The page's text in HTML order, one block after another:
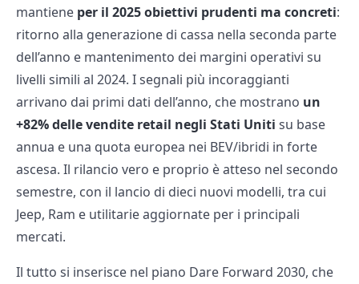
mantiene per il 2025 obiettivi prudenti ma concreti:
ritorno alla generazione di cassa nella seconda parte
dell’anno e mantenimento dei margini operativi su
livelli simili al 2024. I segnali più incoraggianti
arrivano dai primi dati dell’anno, che mostrano un
+82% delle vendite retail negli Stati Uniti su base
annua e una quota europea nei BEV/ibridi in forte
ascesa. Il rilancio vero e proprio è atteso nel secondo
semestre, con il lancio di dieci nuovi modelli, tra cui
Jeep, Ram e utilitarie aggiornate per i principali
mercati.
Il tutto si inserisce nel piano Dare Forward 2030, che